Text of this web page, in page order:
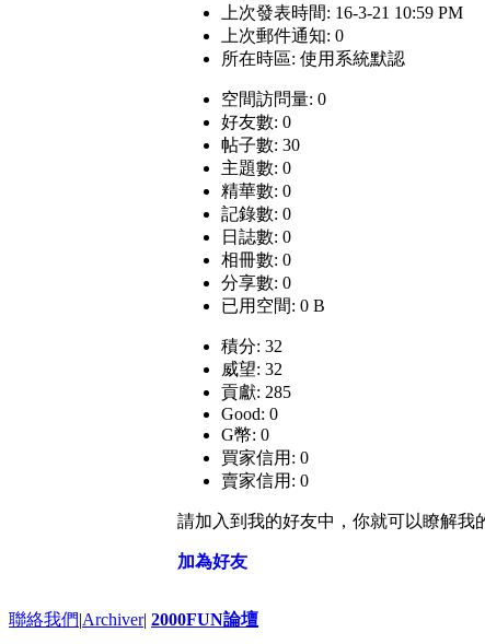
上次發表時間: 16-3-21 10:59 PM
上次郵件通知: 0
所在時區: 使用系統默認
空間訪問量: 0
好友數: 0
帖子數: 30
主題數: 0
精華數: 0
記錄數: 0
日誌數: 0
相冊數: 0
分享數: 0
已用空間: 0 B
積分: 32
威望: 32
貢獻: 285
Good: 0
G幣: 0
買家信用: 0
賣家信用: 0
請加入到我的好友中，你就可以瞭解我
加為好友
聯絡我們|Archiver| 2000FUN論壇